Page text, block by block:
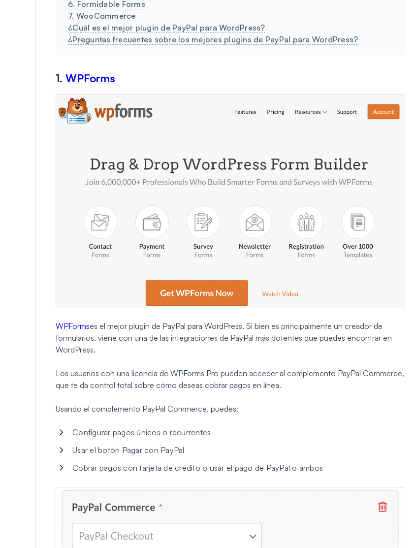
6. Formidable Forms
7. WooCommerce
¿Cuál es el mejor plugin de PayPal para WordPress?
¿Preguntas frecuentes sobre los mejores plugins de PayPal para WordPress?
1. WPForms
WPFormses el mejor plugin de PayPal para WordPress. Si bien es principalmente un creador de
formularios, viene con una de las integraciones de PayPal más potentes que puedes encontrar en
WordPress.
Los usuarios con una licencia de WPForms Pro pueden acceder al complemento PayPal Commerce,
que te da control total sobre cómo deseas cobrar pagos en línea.
Usando el complemento PayPal Commerce, puedes:
Configurar pagos únicos o recurrentes
Usar el botón Pagar con PayPal
Cobrar pagos con tarjeta de crédito o usar el pago de PayPal o ambos